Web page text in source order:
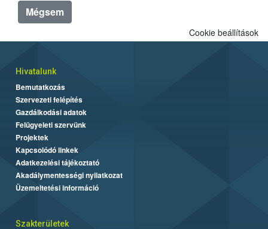
Mégsem
Cookie beállítások
Hivatalunk
Bemutatkozás
Szervezeti felépítés
Gazdálkodási adatok
Felügyeleti szervünk
Projektek
Kapcsolódó linkek
Adatkezelési tájékoztató
Akadálymentességi nyilatkozat
Üzemeltetési információ
Szakterületek